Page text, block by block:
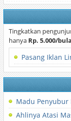
Tingkatkan
hanya Rp. 5.000/
Pasang Iklan
Madu Penyubur
Ahlinya Atasi